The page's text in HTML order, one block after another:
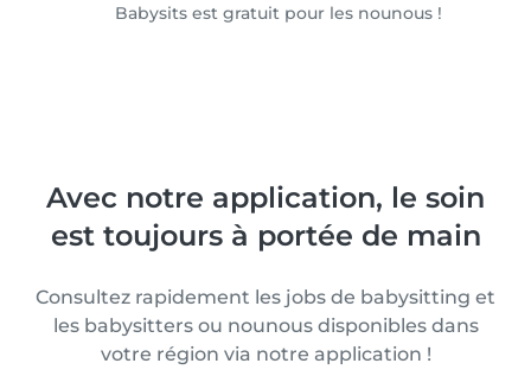
Babysits est gratuit pour les nounous !
Avec notre application, le soin
est toujours à portée de main
Consultez rapidement les jobs de babysitting et
les babysitters ou nounous disponibles dans
votre région via notre application !